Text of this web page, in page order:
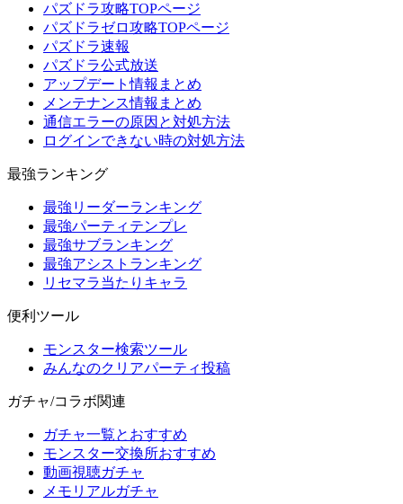
パズドラ攻略TOPページ
パズドラゼロ攻略TOPページ
パズドラ速報
パズドラ公式放送
アップデート情報まとめ
メンテナンス情報まとめ
通信エラーの原因と対処方法
ログインできない時の対処方法
最強ランキング
最強リーダーランキング
最強パーティテンプレ
最強サブランキング
最強アシストランキング
リセマラ当たりキャラ
便利ツール
モンスター検索ツール
みんなのクリアパーティ投稿
ガチャ/コラボ関連
ガチャ一覧とおすすめ
モンスター交換所おすすめ
動画視聴ガチャ
メモリアルガチャ